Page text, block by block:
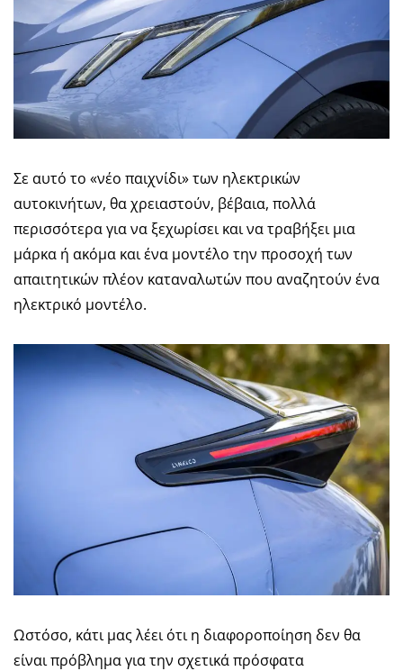
Σε αυτό το «νέο παιχνίδι» των ηλεκτρικών
αυτοκινήτων, θα χρειαστούν, βέβαια, πολλά
περισσότερα για να ξεχωρίσει και να τραβήξει μια
μάρκα ή ακόμα και ένα μοντέλο την προσοχή των
απαιτητικών πλέον καταναλωτών που αναζητούν ένα
ηλεκτρικό μοντέλο.
Ωστόσο, κάτι μας λέει ότι η διαφοροποίηση δεν θα
είναι πρόβλημα για την σχετικά πρόσφατα